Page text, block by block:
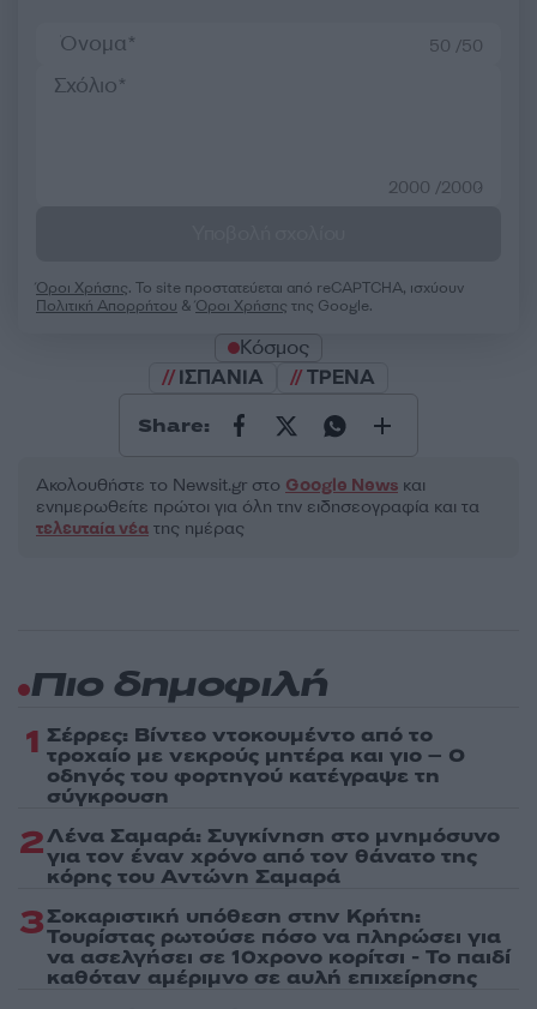
50 /50
2000 /2000
Όροι Χρήσης. Το site προστατεύεται από reCAPTCHA, ισχύουν
Πολιτική Απορρήτου &Όροι Χρήσης της Google.
Κόσμος
ΙΣΠΑΝΙΑ
ΤΡΕΝΑ
Share:
Ακολουθήστε το Νewsit.gr στο Google News και
ενημερωθείτε πρώτοι για όλη την ειδησεογραφία και τα
τελευταία νέα της ημέρας
Πιο δημοφιλή
1 Σέρρες: Βίντεο ντοκουμέντο από το
τροχαίο με νεκρούς μητέρα και γιο – Ο
οδηγός του φορτηγού κατέγραψε τη
σύγκρουση
2Λένα Σαμαρά: Συγκίνηση στο μνημόσυνο
για τον έναν χρόνο από τον θάνατο της
κόρης του Αντώνη Σαμαρά
3Σοκαριστική υπόθεση στην Κρήτη:
Τουρίστας ρωτούσε πόσο να πληρώσει για
να ασελγήσει σε 10χρονο κορίτσι - Το παιδί
καθόταν αμέριμνο σε αυλή επιχείρησης